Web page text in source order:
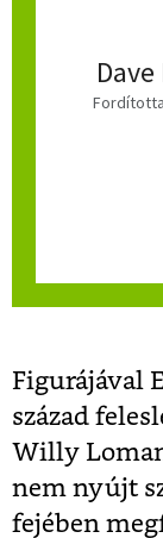
Figurájával
század
Willy
nem nyújt
fejében